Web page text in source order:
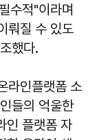
수적"이라며
뤄질 수 있도
했다.
라인플랫폼 소
들의 억울한
인 플랫폼 자